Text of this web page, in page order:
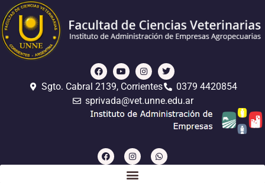
Sgto. Cabral 2139, Corrientes
0379 4420854
sprivada@vet.unne.edu.ar